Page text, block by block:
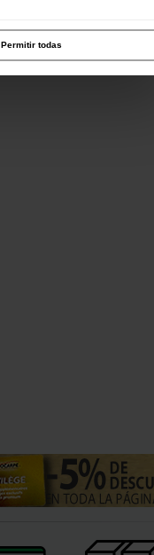
Permitir todas